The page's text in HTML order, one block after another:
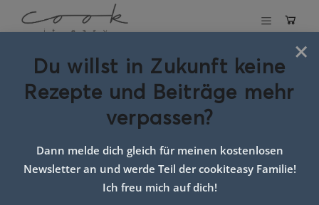
Schlagwort:
rezept nudelsalat
×
Du willst in Zukunft keine
Rezepte und Beiträge mehr
verpassen?
Dann melde dich gleich für meinen kostenlosen
Newsletter an und werde Teil der cookiteasy Familie!
Ich freu mich auf dich!